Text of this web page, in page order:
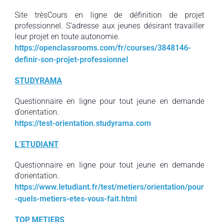
Site trèsCours en ligne de définition de projet
professionnel. S’adresse aux jeunes désirant travailler
leur projet en toute autonomie.
https://openclassrooms.com/fr/courses/3848146-
definir-son-projet-professionnel
STUDYRAMA
Questionnaire en ligne pour tout jeune en demande
d’orientation.
https://test-orientation.studyrama.com
L’ETUDIANT
Questionnaire en ligne pour tout jeune en demande
d’orientation.
https://www.letudiant.fr/test/metiers/orientation/pour
-quels-metiers-etes-vous-fait.html
TOP METIERS